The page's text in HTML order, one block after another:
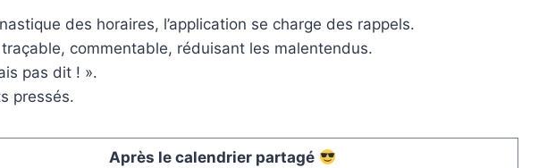
des horaires, l’application se charge des rappels.
commentable, réduisant les malentendus.
pas dit ! ».
pressés.
Après le calendrier partagé